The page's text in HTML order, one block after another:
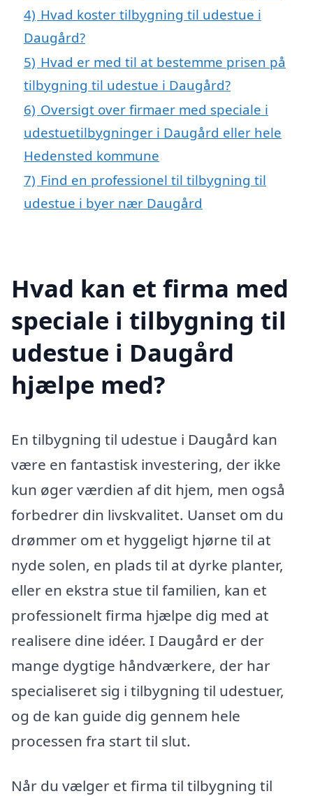
4) Hvad koster tilbygning til udestue i
Daugård?
5) Hvad er med til at bestemme prisen på
tilbygning til udestue i Daugård?
6) Oversigt over firmaer med speciale i
udestuetilbygninger i Daugård eller hele
Hedensted kommune
7) Find en professionel til tilbygning til
udestue i byer nær Daugård
Hvad kan et firma med
speciale i tilbygning til
udestue i Daugård
hjælpe med?
En tilbygning til udestue i Daugård kan
være en fantastisk investering, der ikke
kun øger værdien af dit hjem, men også
forbedrer din livskvalitet. Uanset om du
drømmer om et hyggeligt hjørne til at
nyde solen, en plads til at dyrke planter,
eller en ekstra stue til familien, kan et
professionelt firma hjælpe dig med at
realisere dine idéer. I Daugård er der
mange dygtige håndværkere, der har
specialiseret sig i tilbygning til udestuer,
og de kan guide dig gennem hele
processen fra start til slut.
Når du vælger et firma til tilbygning til